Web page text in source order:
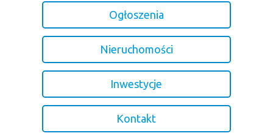
Ogłoszenia
Nieruchomości
Inwestycje
Kontakt